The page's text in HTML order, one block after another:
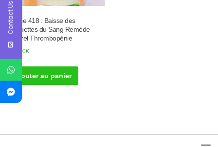
Tisane 418 : Baisse des
Plaquettes du Sang Remède
Naturel Thrombopénie
400.00€
Ajouter au panier
Contact Us